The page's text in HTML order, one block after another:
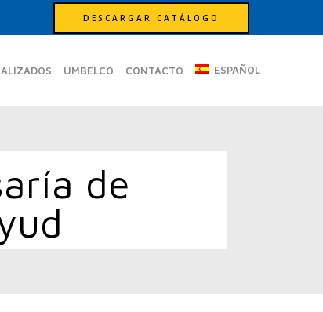
DESCARGAR CATÁLOGO
UMBELCO CONTACTO ESPAÑOL
de